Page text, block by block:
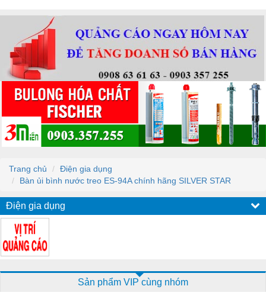
Trang chủ
Điện gia dụng
Bàn ủi bình nước treo ES-94A chính hãng SILVER STAR
Điện gia dụng
Sản phẩm VIP cùng nhóm